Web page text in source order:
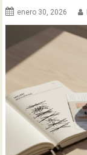
enero 30, 2026